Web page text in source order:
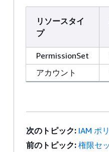
リソースタイ
プ
PermissionSet
アカウント
次のトピック: IAM ポ
前のトピック: 権限セ